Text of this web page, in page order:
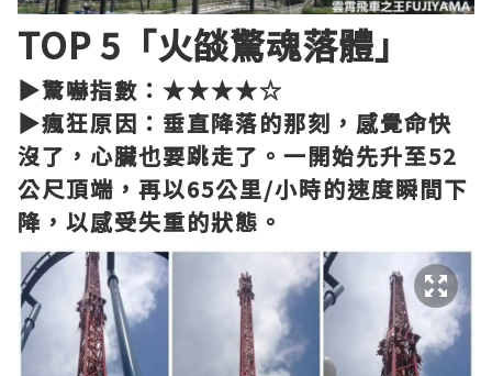
TOP 5「火燄驚魂落體」
▶驚嚇指數：★★★★☆
▶瘋狂原因：垂直降落的那刻，感覺命快
沒了，心臟也要跳走了。一開始先升至52
公尺頂端，再以65公里/小時的速度瞬間下
降，以感受失重的狀態。